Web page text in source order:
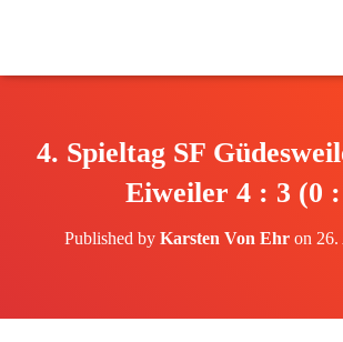
4. Spieltag SF
Eiweiler 4 : 3 (0
Published by Karsten Von Ehr on 26.